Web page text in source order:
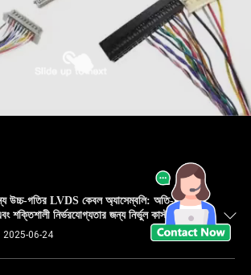
উচ্চ-গতির LVDS কেবল অ্যাসেম্বলি: অতি-দ্রুত
শক্তিশালী নির্ভরযোগ্যতার জন্য নির্ভুল কাস্টম কেবল
2025-06-24